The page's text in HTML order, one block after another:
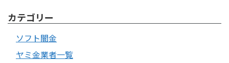
カテゴリー
ソフト闇金
ヤミ金業者一覧